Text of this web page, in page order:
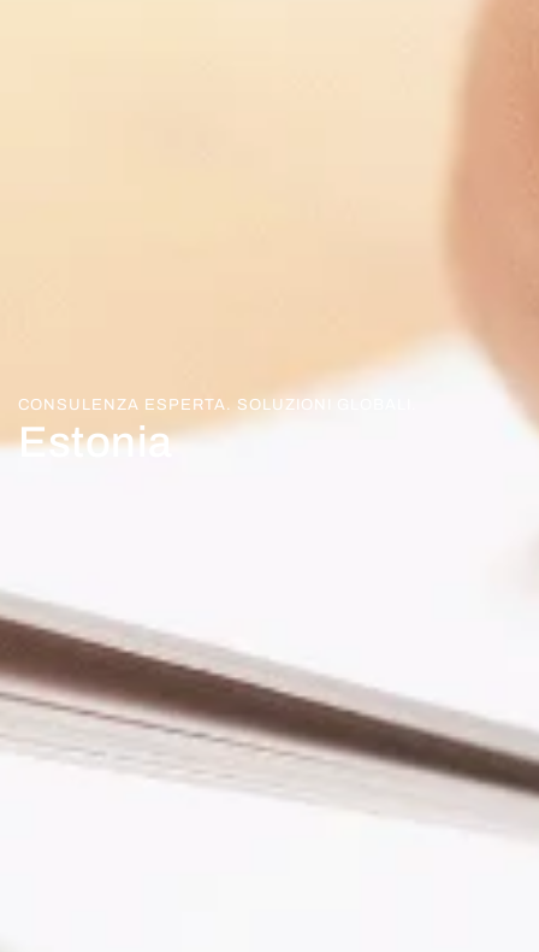
CONSULENZA ESPERTA. SOLUZIONI GLOBALI.
Estonia